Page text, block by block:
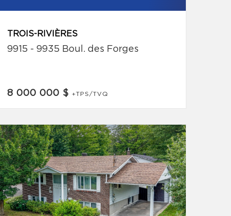
TROIS-RIVIÈRES
9915 - 9935 Boul. des Forges
8 000 000 $ +TPS/TVQ